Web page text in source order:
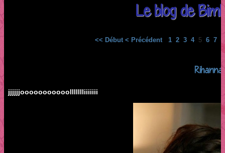
Le blog de
<< Début < Précédent 1 2 3 45 6 7
Rihanna
jjjjjjooooooooooollllllliiiiiii